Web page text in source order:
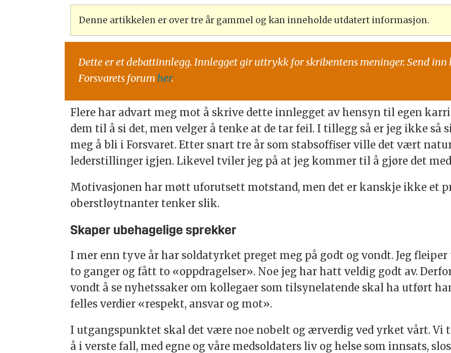
Denne artikkelen er over tre år gammel og kan inneholde utdatert informasjon.
Dette er et debattinnlegg. Innlegget gir uttrykk for skribentens meninger. Send
Forsvarets forum her.
Flere har advart meg mot å skrive dette innlegget av hensyn til egen
dem til å si det, men velger å tenke at de tar feil. I tillegg så er jeg ikke
meg å bli i Forsvaret. Etter snart tre år som stabsoffiser ville det vært
lederstillinger igjen. Likevel tviler jeg på at jeg kommer til å gjøre det
Motivasjonen har møtt uforutsett motstand, men det er kanskje ikke et
oberstløytnanter tenker slik.
Skaper ubehagelige sprekker
I mer enn tyve år har soldatyrket preget meg på godt og vondt. Jeg
to ganger og fått to «oppdragelser». Noe jeg har hatt veldig godt av.
vondt å se nyhetssaker om kollegaer som tilsynelatende skal ha utført
felles verdier «respekt, ansvar og mot».
I utgangspunktet skal det være noe nobelt og ærverdig ved yrket vårt. Vi
å i verste fall, med egne og våre medsoldaters liv og helse som innsats,